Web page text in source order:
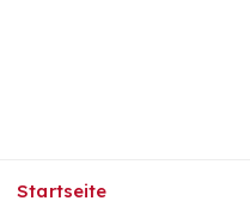
Startseite